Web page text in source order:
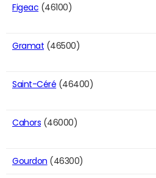
Figeac (46100)
Gramat (46500)
Saint-Céré (46400)
Cahors (46000)
Gourdon (46300)